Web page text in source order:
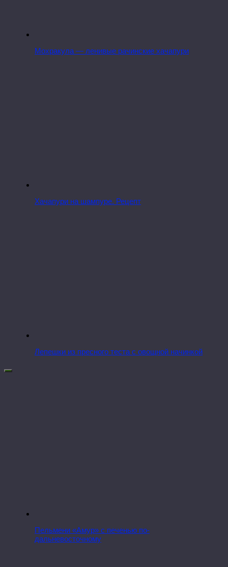
Мохракула — ленивые рачинские хачапури
Хачапури на шампуре. Рецепт
Лепешки из пресного теста с овощной начинкой
Пельмени «Амур» с печенью по-
дальневосточному